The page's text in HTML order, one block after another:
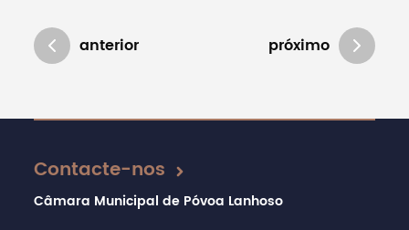
anterior próximo
Atualizado em 01/08/2024
Contacte-nos
Câmara Municipal de Póvoa Lanhoso